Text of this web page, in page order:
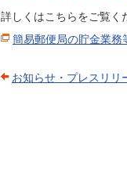
詳しくはこちらをご覧く
簡易郵便局の貯金業務
お知らせ・プレスリリ